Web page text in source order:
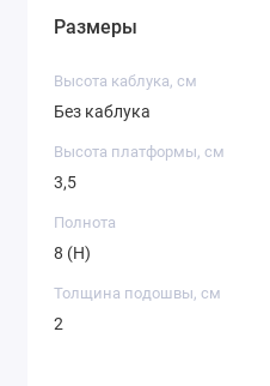
Размеры
Высота каблука, см
Без каблука
Высота платформы, см
3,5
Полнота
8 (H)
Толщина подошвы, см
2